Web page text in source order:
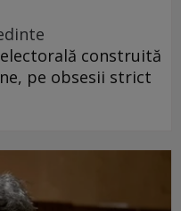
construită
pe obsesii strict